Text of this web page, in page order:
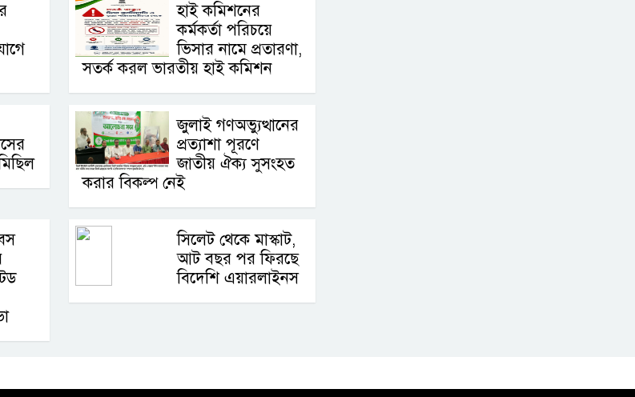
হাই কমিশনের
কর্মকর্তা পরিচয়ে
ভিসার নামে প্রতারণা,
সতর্ক করল ভারতীয় হাই কমিশন
জুলাই গণঅভ্যুত্থানের
প্রত্যাশা পূরণে
জাতীয় ঐক্য সুসংহত
করার বিকল্প নেই
সিলেট থেকে মাস্কাট,
আট বছর পর ফিরছে
বিদেশি এয়ারলাইনস